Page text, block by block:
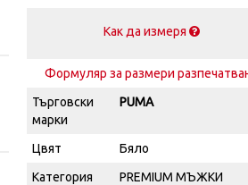
Как да измеря
Формуляр за размери
Търговски
марки
PUMA
Цвят
Бяло
Категория
PREMIUM МЪЖКИ